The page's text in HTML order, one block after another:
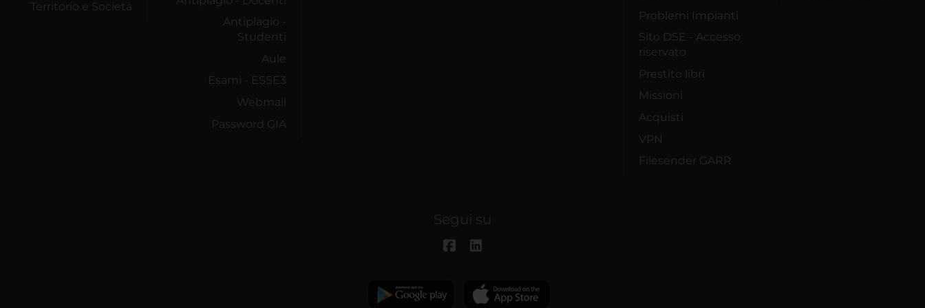
Territorio e Società
Antiplagio -
Studenti
Aule
Esami - ESSE3
Webmail
Password GIA
Problemi Impianti
Sito DSE - Accesso
riservato
Prestito libri
Missioni
Acquisti
VPN
Filesender GARR
Segui su